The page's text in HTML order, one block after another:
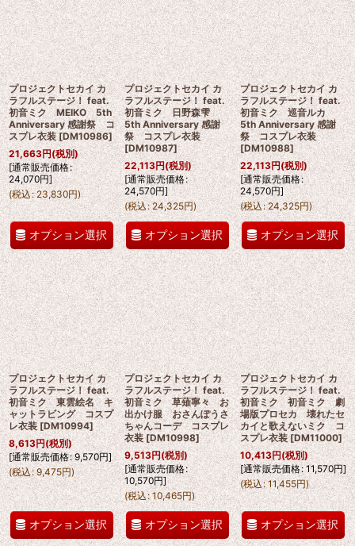
プロジェクトセカイ カ
ラフルステージ！ feat.
初音ミク MEIKO 5th
Anniversary 感謝祭 コ
スプレ衣装 [DM10986]
21,663円(税別)
[通常販売価格:
24,070円]
(税込: 23,830円)
オプション選択
プロジェクトセカイ カ
ラフルステージ！ feat.
初音ミク 日野森雫
5th Anniversary 感謝
祭 コスプレ衣装
[DM10987]
22,113円(税別)
[通常販売価格:
24,570円]
(税込: 24,325円)
オプション選択
プロジェクトセカイ カ
ラフルステージ！ feat.
初音ミク 巡音ルカ
5th Anniversary 感謝
祭 コスプレ衣装
[DM10988]
22,113円(税別)
[通常販売価格:
24,570円]
(税込: 24,325円)
オプション選択
プロジェクトセカイ カ
ラフルステージ！ feat.
初音ミク 東雲絵名 キ
ャットラビング コスプ
レ衣装 [DM10994]
8,613円(税別)
[通常販売価格: 9,570円]
(税込: 9,475円)
オプション選択
プロジェクトセカイ カ
ラフルステージ！ feat.
初音ミク 草薙寧々 お
出かけ服 おさんぽうさ
ちゃんコーデ コスプレ
衣装 [DM10998]
9,513円(税別)
[通常販売価格:
10,570円]
(税込: 10,465円)
オプション選択
プロジェクトセカイ カ
ラフルステージ！ feat.
初音ミク 初音ミク 劇
場版プロセカ 壊れたセ
カイと歌えないミク コ
スプレ衣装 [DM11000]
10,413円(税別)
[通常販売価格: 11,570円]
(税込 : 11,455円)
オプション選択